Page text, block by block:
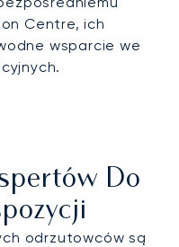
Centre, ich
wsparcie we
Do
odrzutowców są